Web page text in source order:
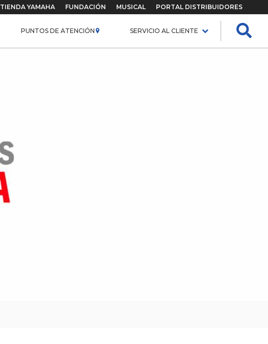
TIENDA YAMAHA FUNDACIÓN MUSICAL PORTAL DISTRIBUIDORES
PUNTOS DE ATENCIÓN SERVICIO AL CLIENTE